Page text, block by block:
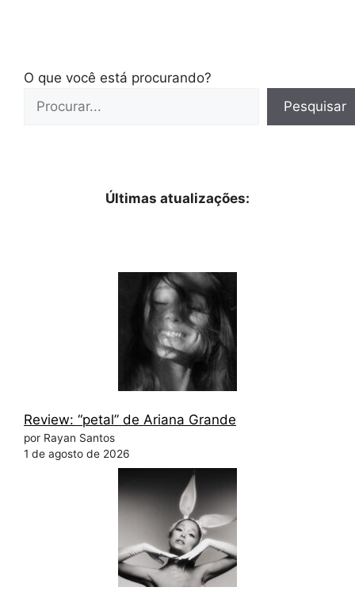
O que você está procurando?
Pesquisar
Últimas atualizações:
Review: “petal” de Ariana Grande
por Rayan Santos
1 de agosto de 2026